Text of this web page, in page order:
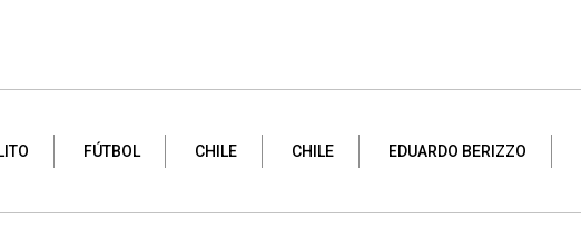
FÚTBOL CHILE CHILE EDUARDO BERIZZO